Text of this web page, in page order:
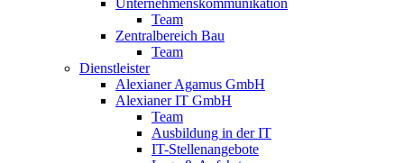
Unternehmenskommunikation
Team
Zentralbereich Bau
Team
Dienstleister
Alexianer Agamus GmbH
Alexianer IT GmbH
Team
Ausbildung in der IT
IT-Stellenangebote